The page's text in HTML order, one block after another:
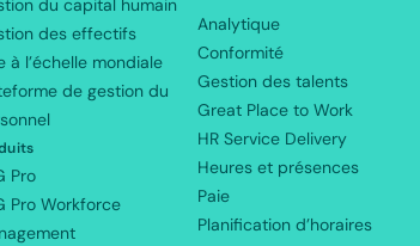
du capital humain
des effectifs
à l’échelle mondiale
de gestion du
Pro
Pro Workforce
Analytique
Conformité
Gestion des talents
Great Place to Work
HR Service Delivery
Heures et présences
Paie
Planification d’horaires